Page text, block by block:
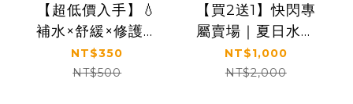
【超低價入手】💧
補水×舒緩×修護｜
【KS】蘆薈保濕舒
緩凝膠150ml
NT$350
NT$500
【買2送1】快閃專
屬賣場｜夏日水潤
發光｜補水×舒緩×
修護｜【KS】蘆薈
NT$1,000
NT$2,000